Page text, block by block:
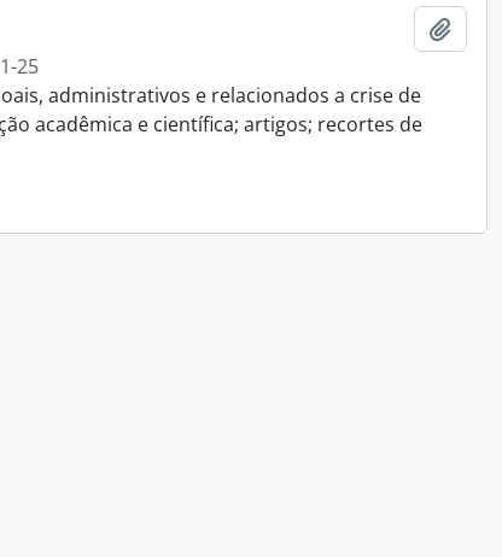
25
administrativos e relacionados a crise de
acadêmica e científica; artigos; recortes de